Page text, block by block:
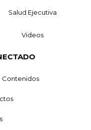
Salud Ejecutiva
Videos
Contenidos